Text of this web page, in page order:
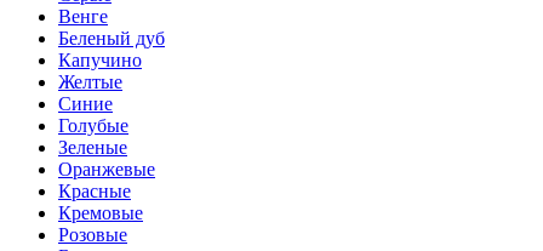
Венге
Беленый дуб
Капучино
Желтые
Синие
Голубые
Зеленые
Оранжевые
Красные
Кремовые
Розовые